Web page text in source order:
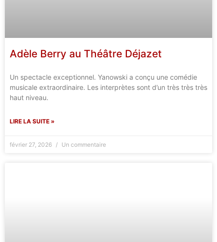
Adèle Berry au Théâtre Déjazet
Un spectacle exceptionnel. Yanowski a conçu une comédie
musicale extraordinaire. Les interprètes sont d’un très très très
haut niveau.
LIRE LA SUITE »
février 27, 2026 Un commentaire